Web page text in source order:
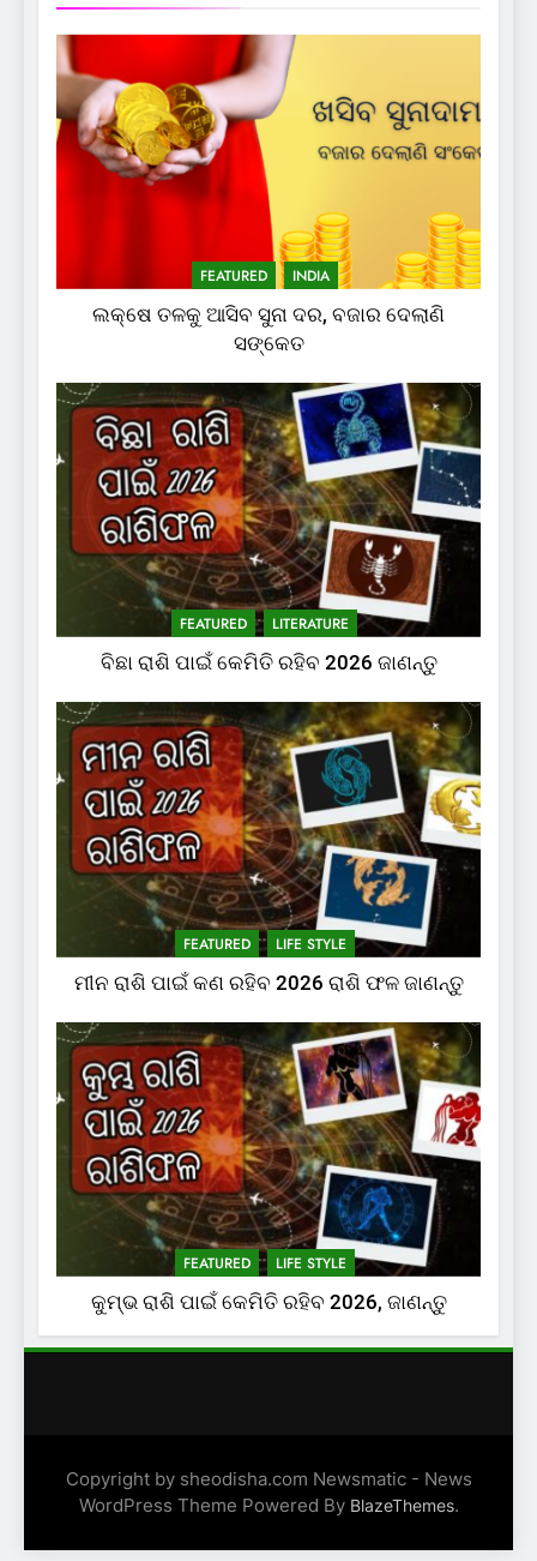
FEATURED INDIA
ଲକ୍ଷେ ତଳକୁ ଆସିବ ସୁନା ଦର, ବଜାର ଦେଲାଣି
ସଙ୍କେତ
FEATURED LITERATURE
ବିଛା ରାଶି ପାଇଁ କେମିତି ରହିବ 2026 ଜାଣନ୍ତୁ
FEATURED LIFE STYLE
ମୀନ ରାଶି ପାଇଁ କଣ ରହିବ 2026 ରାଶି ଫଳ ଜାଣନ୍ତୁ
FEATURED LIFE STYLE
କୁମ୍ଭ ରାଶି ପାଇଁ କେମିତି ରହିବ 2026, ଜାଣନ୍ତୁ
Copyright by sheodisha.com Newsmatic - News
WordPress Theme Powered By BlazeThemes.